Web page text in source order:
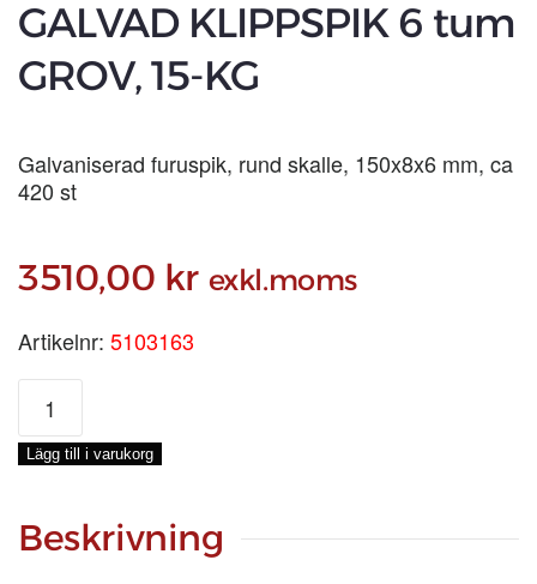
GALVAD KLIPPSPIK 6 tum
GROV, 15-KG
Galvaniserad furuspik, rund skalle, 150x8x6 mm, ca
420 st
3510,00 kr exkl.moms
Artikelnr: 5103163
GALVAD
KLIPPSPIK
6
tum
15-
KG
Lägg till i varukorg
Beskrivning